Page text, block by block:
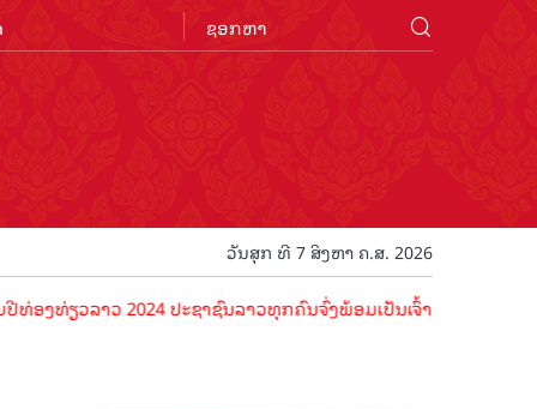
ວັນສຸກ ທີ 7 ສິງຫາ ຄ.ສ. 2026
ລາວ 2024 ປະຊາຊົນລາວທຸກຄົນຈົ່ງພ້ອມເປັນເຈົ້າພາບທີ່ດີ ຕ້ອນຮັບນັກທ່